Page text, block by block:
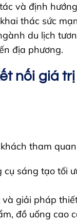
và định
thác sức
du lịch
địa phương.
nối giá
tham
sáng tạo tối
giải pháp
đồ uống cao